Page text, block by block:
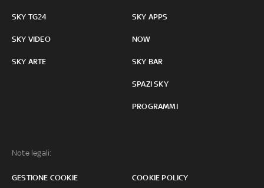
SKY TG24
SKY VIDEO
SKY ARTE
SKY APPS
NOW
SKY BAR
SPAZI SKY
PROGRAMMI
Note legali:
GESTIONE COOKIE COOKIE POLICY